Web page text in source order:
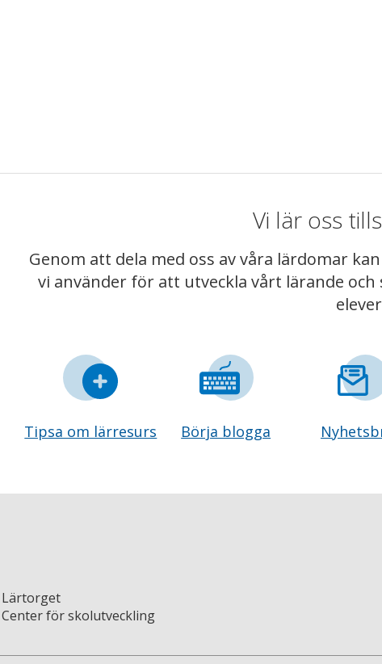
Vi lär oss
Genom att dela med oss av våra lärdomar
vi använder för att utveckla vårt lärande
Tipsa om lärresurs Börja blogga
Lärtorget
Center för skolutveckling